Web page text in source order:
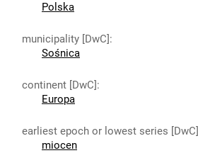
Polska
municipality [DwC]:
Sośnica
continent [DwC]:
Europa
earliest epoch or lowest series [DwC]
miocen